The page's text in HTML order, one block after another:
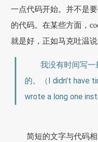
一点代码开始。并不是
的代码。在某些方面，
就是好，正如马克吐温说
我没有时间写
的。（I didn’t have
wrote a long one
简短的文字与代码